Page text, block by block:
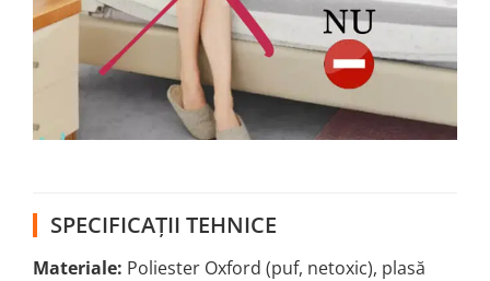
SPECIFICAȚII TEHNICE
Materiale: Poliester Oxford (puf, netoxic), plasă